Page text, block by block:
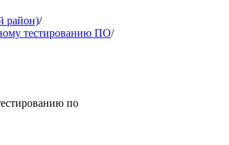
район)/
тестированию ПО/
по